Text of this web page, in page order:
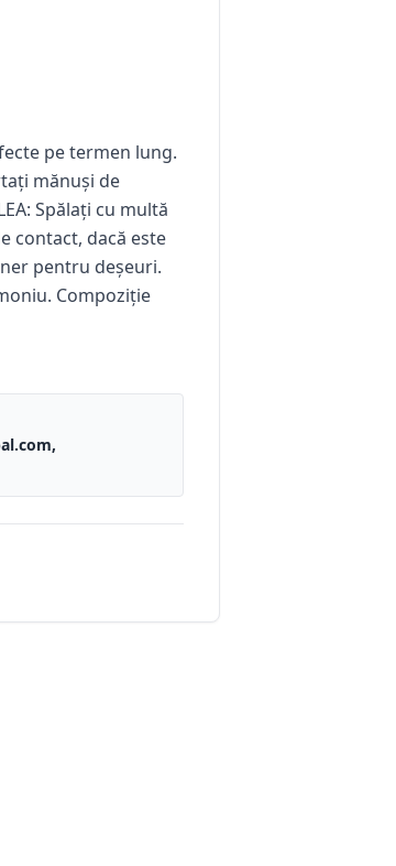
pe termen lung.
mănuși de
Spălați cu multă
contact, dacă este
pentru deșeuri.
Compoziție